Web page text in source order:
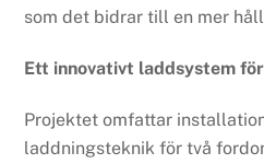
som det bidrar till en mer
Ett innovativt laddsystem
Projektet omfattar
laddningsteknik för två